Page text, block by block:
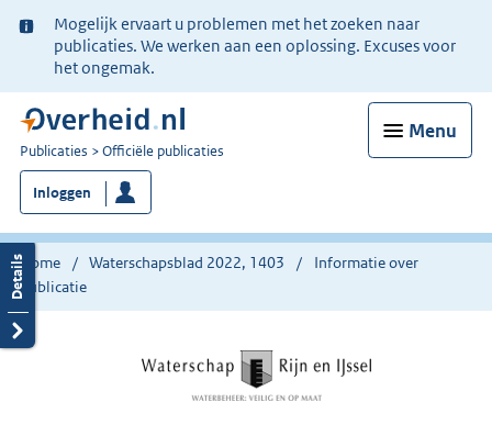
Ter
informatie:
Mogelijk ervaart u problemen met het zoeken naar
publicaties. We werken aan een oplossing. Excuses voor
het ongemak.
Menu
U
bent
nu
hier:
Publicaties Officiële publicaties
Inloggen
Home Waterschapsblad 2022, 1403
Informatie over
publicatie